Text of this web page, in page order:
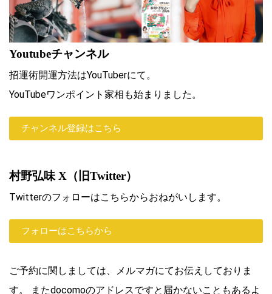
Youtubeチャンネル
招運術開運方法はYouTuberにて。
YouTubeワンポイント家相も始まりました。
チャンネル登録はこちら
村野弘味 X（旧Twitter）
Twitterのフォローはこちらからおねがいします。
フォローはこちらから
ご予約に関しましては、メルマガにてお伝えしておりま
す。 またdocomoのアドレスですと届かないこともあるよ